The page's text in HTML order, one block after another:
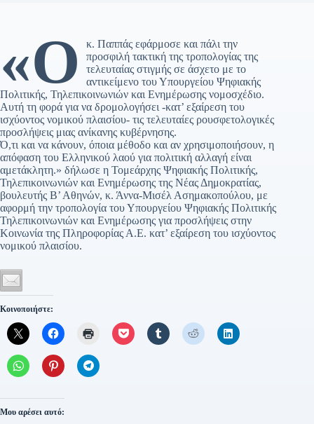
«Ο
κ. Παππάς εφάρμοσε και πάλι την
προσφιλή τακτική της τροπολογίας της
τελευταίας στιγμής σε άσχετο με το
αντικείμενο του Υπουργείου Ψηφιακής
Πολιτικής, Τηλεπικοινωνιών και Ενημέρωσης νομοσχέδιο.
Αυτή τη φορά για να δρομολογήσει -κατ’ εξαίρεση του
ισχύοντος νομικού πλαισίου- τις τελευταίες ρουσφετολογικές
προσλήψεις μιας ανίκανης κυβέρνησης.
Ό,τι και να κάνουν, όποια μέθοδο και αν χρησιμοποιήσουν, η
απόφαση του Ελληνικού λαού για πολιτική αλλαγή είναι
αμετάκλητη.» δήλωσε η Τομεάρχης Ψηφιακής Πολιτικής,
Τηλεπικοινωνιών και Ενημέρωσης της Νέας Δημοκρατίας,
βουλευτής Β’ Αθηνών, κ. Άννα-Μισέλ Ασημακοπούλου, με
αφορμή την τροπολογία του Υπουργείου Ψηφιακής Πολιτικής
Τηλεπικοινωνιών και Ενημέρωσης για προσλήψεις στην
Κοινωνία της Πληροφορίας Α.Ε. κατ’ εξαίρεση του ισχύοντος
νομικού πλαισίου.
Κοινοποιήστε:
Μου αρέσει αυτό: